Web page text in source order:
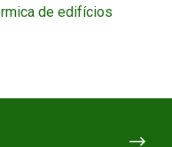
de edifícios